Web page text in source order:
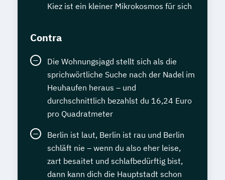
Kiez ist ein kleiner Mikrokosmos für sich
Contra
Die Wohnungsjagd stellt sich als die
sprichwörtliche Suche nach der Nadel im
Heuhaufen heraus – und
durchschnittlich bezahlst du 16,24 Euro
pro Quadratmeter
Berlin ist laut, Berlin ist rau und Berlin
schläft nie – wenn du also eher leise,
zart besaitet und schlafbedürftig bist,
dann kann dich die Hauptstadt schon